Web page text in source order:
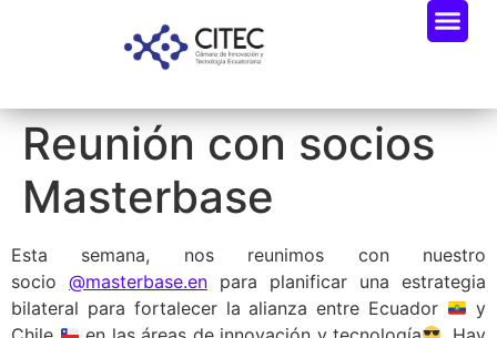
Reunión con socios
Masterbase
Esta semana, nos reunimos con nuestro
socio @masterbase.en para planificar una estrategia
bilateral para fortalecer la alianza entre Ecuador
y